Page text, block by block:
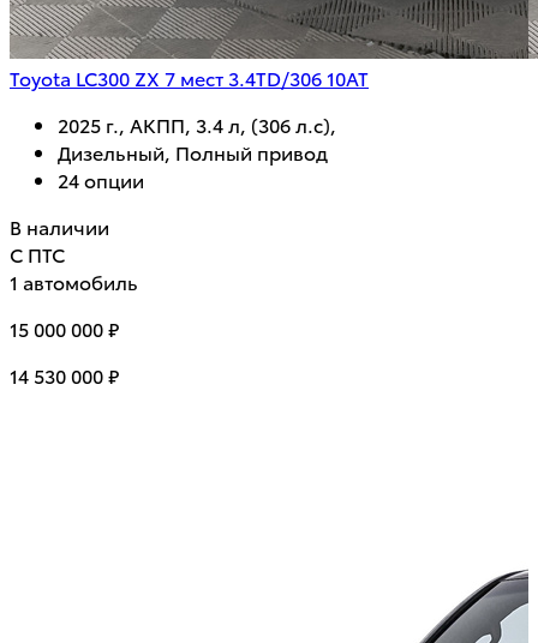
Toyota LC300 ZX 7 мест 3.4TD/306 10AT
2025 г., АКПП, 3.4 л, (306 л.с),
Дизельный, Полный привод
24 опции
В наличии
С ПТС
1 автомобиль
15 000 000 ₽
14 530 000 ₽